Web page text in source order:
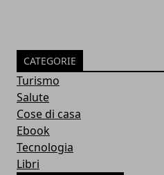
CATEGORIE
Turismo
Salute
Cose di casa
Ebook
Tecnologia
Libri